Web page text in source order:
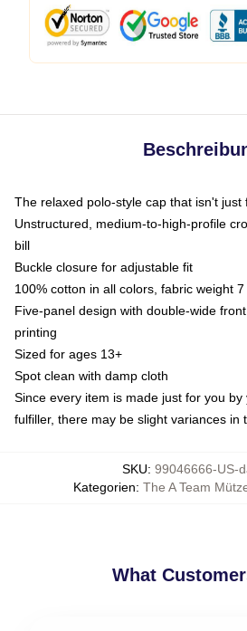
The relaxed polo-style cap that isn't just
Unstructured, medium-to-high-profile
bill
Buckle closure for adjustable fit
100% cotton in all colors, fabric weight
Five-panel design with double-wide
printing
Sized for ages 13+
Spot clean with damp cloth
Since every item is made just for you
fulfiller, there may be slight variances in
SKU: 99046666-US-
Kategorien: The A Team
What